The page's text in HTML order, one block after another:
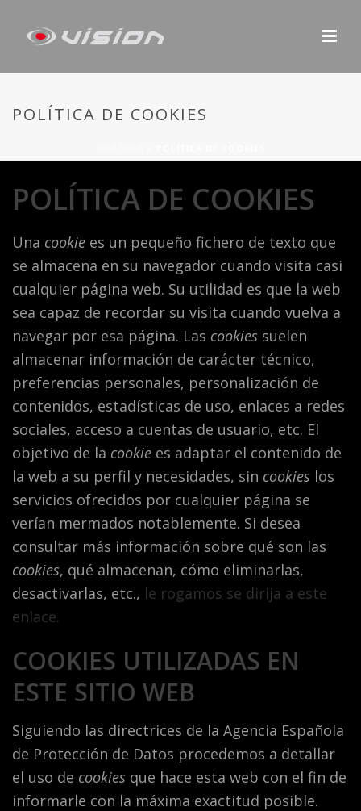
POLÍTICA DE COOKIES
POLÍTICA DE COOKIES
Una cookie es un pequeño fichero de texto que
se almacena en su navegador cuando visita casi
cualquier página web. Su utilidad es que la web
sea capaz de recordar su visita cuando vuelva a
navegar por esa página. Las cookies suelen
almacenar información de carácter técnico,
preferencias personales, personalización de
contenidos, estadísticas de uso, enlaces a redes
sociales, acceso a cuentas de usuario, etc. El
objetivo de la cookie es adaptar el contenido de
la web a su perfil y necesidades, sin cookies los
servicios ofrecidos por cualquier página se
verían mermados notablemente. Si desea
consultar más información sobre qué son las
cookies, qué almacenan, cómo eliminarlas,
desactivarlas, etc., le rogamos se dirija a este
enlace.
COOKIES UTILIZADAS EN
ESTE SITIO WEB
Siguiendo las directrices de la Agencia Española
de Protección de Datos procedemos a detallar
el uso de cookies que hace esta web con el fin de
informarle con la máxima exactitud posible.